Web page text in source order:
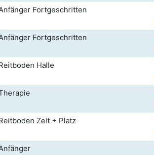
Fortgeschritten
Fortgeschritten
Halle
Zelt + Platz